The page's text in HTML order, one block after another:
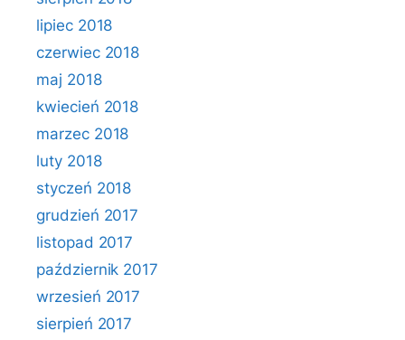
lipiec 2018
czerwiec 2018
maj 2018
kwiecień 2018
marzec 2018
luty 2018
styczeń 2018
grudzień 2017
listopad 2017
październik 2017
wrzesień 2017
sierpień 2017